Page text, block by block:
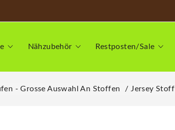
Nähzubehör Restposten/Sale
- Grosse Auswahl An Stoffen Jersey Stoff